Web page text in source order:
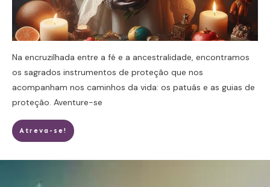
Na encruzilhada entre a fé e a ancestralidade, encontramos
os sagrados instrumentos de proteção que nos
acompanham nos caminhos da vida: os patuás e as guias de
proteção. Aventure-se
Atreva-se!